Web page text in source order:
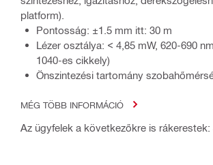
platform).
Pontosság: ±1.5 mm itt: 30 m
Lézer osztálya: < 4,85 mW, 620-690
1040-es cikkely)
Önszintezési tartomány
MÉG TÖBB INFORMÁCIÓ
Az ügyfelek a következőkre is rákerestek: